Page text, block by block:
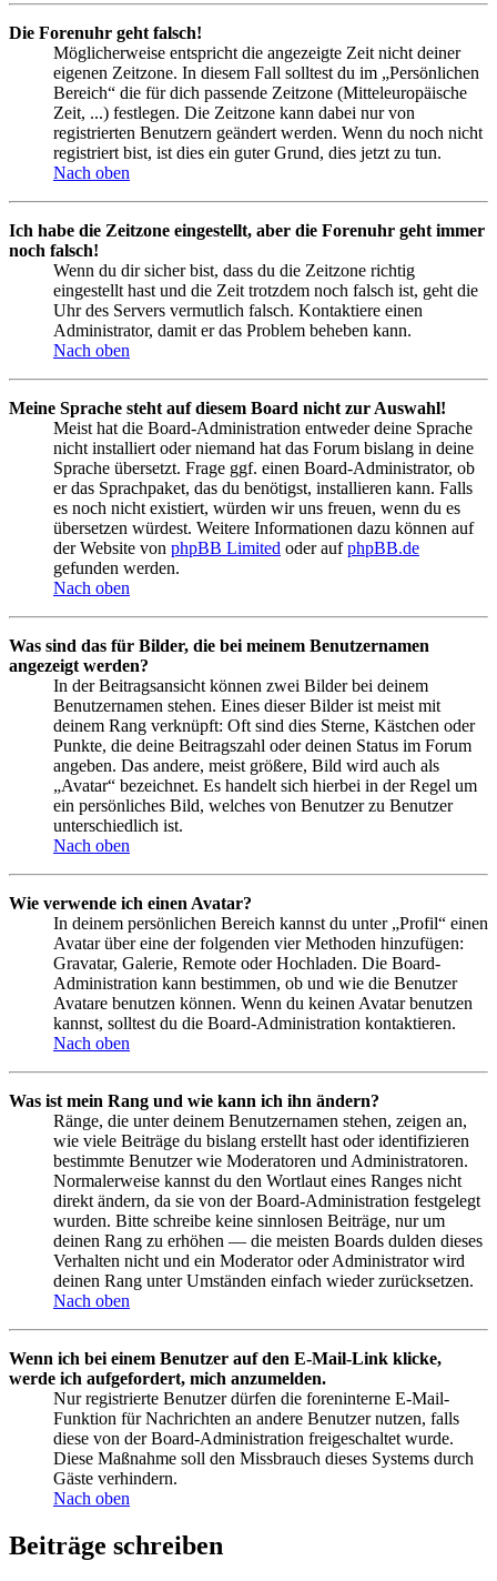
Die Forenuhr geht falsch!
Möglicherweise entspricht die angezeigte Zeit nicht deiner
eigenen Zeitzone. In diesem Fall solltest du im „Persönlichen
Bereich“ die für dich passende Zeitzone (Mitteleuropäische
Zeit, ...) festlegen. Die Zeitzone kann dabei nur von
registrierten Benutzern geändert werden. Wenn du noch nicht
registriert bist, ist dies ein guter Grund, dies jetzt zu tun.
Nach oben
Ich habe die Zeitzone eingestellt, aber die Forenuhr geht immer
noch falsch!
Wenn du dir sicher bist, dass du die Zeitzone richtig
eingestellt hast und die Zeit trotzdem noch falsch ist, geht die
Uhr des Servers vermutlich falsch. Kontaktiere einen
Administrator, damit er das Problem beheben kann.
Nach oben
Meine Sprache steht auf diesem Board nicht zur Auswahl!
Meist hat die Board-Administration entweder deine Sprache
nicht installiert oder niemand hat das Forum bislang in deine
Sprache übersetzt. Frage ggf. einen Board-Administrator, ob
er das Sprachpaket, das du benötigst, installieren kann. Falls
es noch nicht existiert, würden wir uns freuen, wenn du es
übersetzen würdest. Weitere Informationen dazu können auf
der Website von phpBB Limited oder aufphpBB.de
gefunden werden.
Nach oben
Was sind das für Bilder, die bei meinem Benutzernamen
angezeigt werden?
In der Beitragsansicht können zwei Bilder bei deinem
Benutzernamen stehen. Eines dieser Bilder ist meist mit
deinem Rang verknüpft: Oft sind dies Sterne, Kästchen oder
Punkte, die deine Beitragszahl oder deinen Status im Forum
angeben. Das andere, meist größere, Bild wird auch als
„Avatar“ bezeichnet. Es handelt sich hierbei in der Regel um
ein persönliches Bild, welches von Benutzer zu Benutzer
unterschiedlich ist.
Nach oben
Wie verwende ich einen Avatar?
In deinem persönlichen Bereich kannst du unter „Profil“ einen
Avatar über eine der folgenden vier Methoden hinzufügen:
Gravatar, Galerie, Remote oder Hochladen. Die Board-
Administration kann bestimmen, ob und wie die Benutzer
Avatare benutzen können. Wenn du keinen Avatar benutzen
kannst, solltest du die Board-Administration kontaktieren.
Nach oben
Was ist mein Rang und wie kann ich ihn ändern?
Ränge, die unter deinem Benutzernamen stehen, zeigen an,
wie viele Beiträge du bislang erstellt hast oder identifizieren
bestimmte Benutzer wie Moderatoren und Administratoren.
Normalerweise kannst du den Wortlaut eines Ranges nicht
direkt ändern, da sie von der Board-Administration festgelegt
wurden. Bitte schreibe keine sinnlosen Beiträge, nur um
deinen Rang zu erhöhen — die meisten Boards dulden dieses
Verhalten nicht und ein Moderator oder Administrator wird
deinen Rang unter Umständen einfach wieder zurücksetzen.
Nach oben
Wenn ich bei einem Benutzer auf den E-Mail-Link klicke,
werde ich aufgefordert, mich anzumelden.
Nur registrierte Benutzer dürfen die foreninterne E-Mail-
Funktion für Nachrichten an andere Benutzer nutzen, falls
diese von der Board-Administration freigeschaltet wurde.
Diese Maßnahme soll den Missbrauch dieses Systems durch
Gäste verhindern.
Nach oben
Beiträge schreiben